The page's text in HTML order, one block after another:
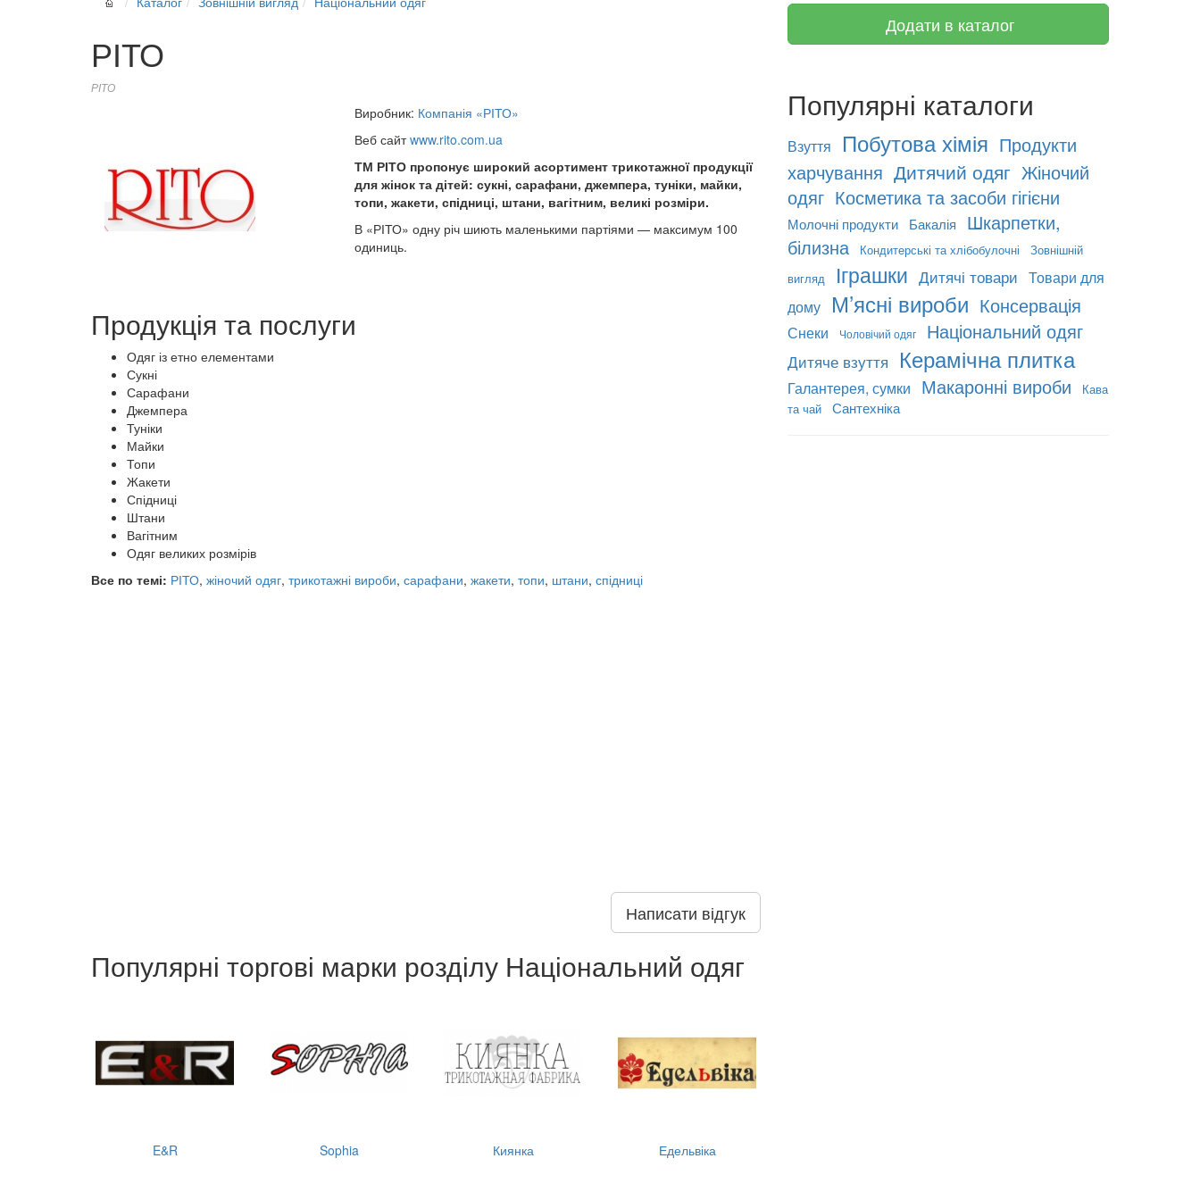
РІТО
РІТО
Виробник: Компанія «РІТО»
Веб сайтwww.rito.com.ua
ТМ РІТО пропонує широкий асортимент трикотажної продукції
для жінок та дітей: сукні, сарафани, джемпера, туніки, майки,
топи, жакети, спідниці, штани, вагітним, великі розміри.
В «РІТО» одну річ шиють маленькими партіями — максимум 100
одиниць.
Продукція та послуги
Одяг із етно елементами
Сукні
Сарафани
Джемпера
Туніки
Майки
Топи
Жакети
Спідниці
Штани
Вагітним
Одяг великих розмірів
Все по темі: РІТО, жіночий одяг, трикотажні вироби, сарафани, жакети, топи, штани, спідниці
Написати відгук
Популярні торгові марки розділу Національний одяг
E&R Sophia Киянка Едельвіка
Додати в каталог
Популярні каталоги
Взуття Побутова хімія Продукти
харчування Дитячий одяг Жіночий
одяг Косметика та засоби гігієни
Молочні продукти Бакалія
Шкарпетки,
білизна
Кондитерські та хлібобулочні
Зовнішній
вигляд
Іграшки Дитячі товари Товари для
дому
М’ясні вироби Консервація
Снеки Чоловічий одяг Національний одяг
Дитяче взуття Керамічна плитка
Галантерея, сумки Макаронні вироби
Кава
та чай
Сантехніка